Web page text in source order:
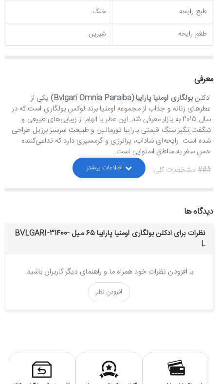
طبع رایحه
خنک
طعم رایحه
شیرین
معرفی
ادکلنبولگاری اومنیا پارایبا (Bvlgari Omnia Paraiba)
یکی از
عطرهای زنانه و جذاب از مجموعه اومنیا برند لوکس بولگاری است که در
سال 2015 به بازار معرفی شد. این عطر با الهام از زیبایی‌های طبیعی و
شگفت‌انگیز سنگ قیمتی پارایبا تورمالین و طبیعت سرسبز برزیل طراحی
شده است. رایحه‌ای شاداب، پرانرژی و گرمسیری دارد که تداعی‌کننده
حس سفر به مناطق استوایی است.
### مشخصات کلی:
- **طبع**: خنک و شیرین
- **طراح**: آلبرتو موریلاس (Alberto Morillas)
### نت‌های بویایی:
- **نت‌های اولیه**: میوه شور (پشن فروت)، پرتقال تلخ
اومنیا پارایبا با ترکیبی از رایحه‌های میوه‌ای و گلی، حس
شادابی و طراوت را به ارمغان می‌آورد. شروعی پرانرژی با نت‌های میوه‌ای
دارد که به تدریج به قلبی گلی و لطیف می‌رسد و در نهایت با رایحه‌ای گرم
انتخابی ایده‌آل برای بانوانی است که به دنبال عطری متفاوت، شاداب و
پرطراوت هستند.
دیدگاه ها
نظرات برای ادکلن بولگاری اومنیا پارایبا 65 میل BVLGARI-31400-
L
با افزودن نظرات خود همراه ما و راهنمای دیگر کاربران باشید.
افزودن نظر